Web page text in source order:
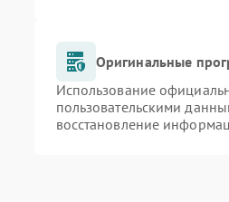
Оригинальные
Использование
пользовательскими
восстановление